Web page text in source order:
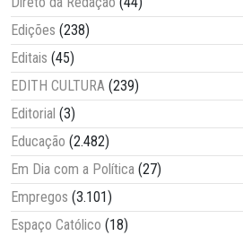
Edições (238)
Editais (45)
EDITH CULTURA (239)
Editorial (3)
Educação (2.482)
Em Dia com a Política (27)
Empregos (3.101)
Espaço Católico (18)